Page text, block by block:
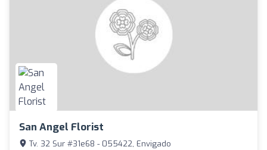
San Angel Florist
Tv. 32 Sur #31e68 - 055422, Envigado